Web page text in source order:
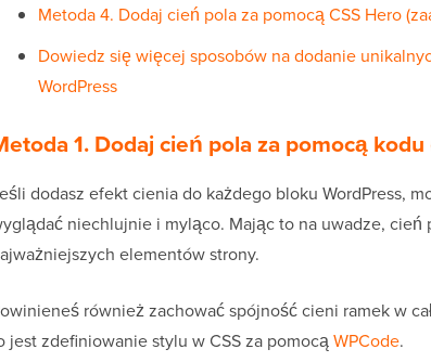
Metoda 4. Dodaj cień pola za pomocą CSS Hero
Dowiedz się więcej sposobów na dodanie
WordPress
1.Dodaj cień pola za pomocą
dodasz efekt cienia do każdego bloku WordPress,
niechlujnie i myląco. Mając to na uwadze, cień
elementów strony.
również zachować spójność cieni ramek w
jest zdefiniowanie stylu w CSS za pomocąWPCode.